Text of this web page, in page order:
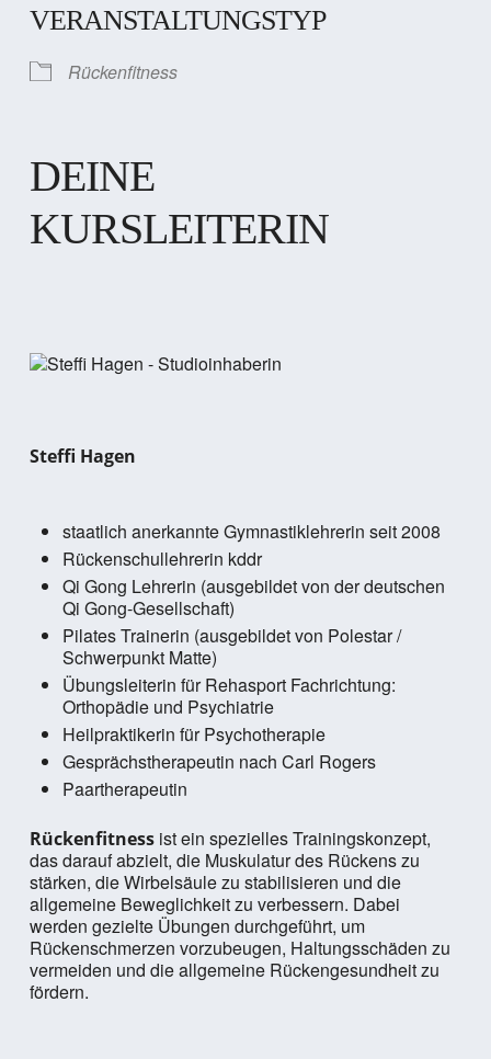
VERANSTALTUNGSTYP
Rückenfitness
DEINE
KURSLEITERIN
Steffi Hagen
staatlich anerkannte Gymnastiklehrerin seit 2008
Rückenschullehrerin kddr
Qi Gong Lehrerin (ausgebildet von der deutschen
Qi Gong-Gesellschaft)
Pilates Trainerin (ausgebildet von Polestar /
Schwerpunkt Matte)
Übungsleiterin für Rehasport Fachrichtung:
Orthopädie und Psychiatrie
Heilpraktikerin für Psychotherapie
Gesprächstherapeutin nach Carl Rogers
Paartherapeutin
Rückenfitnessist ein spezielles Trainingskonzept,
das darauf abzielt, die Muskulatur des Rückens zu
stärken, die Wirbelsäule zu stabilisieren und die
allgemeine Beweglichkeit zu verbessern. Dabei
werden gezielte Übungen durchgeführt, um
Rückenschmerzen vorzubeugen, Haltungsschäden zu
vermeiden und die allgemeine Rückengesundheit zu
fördern.